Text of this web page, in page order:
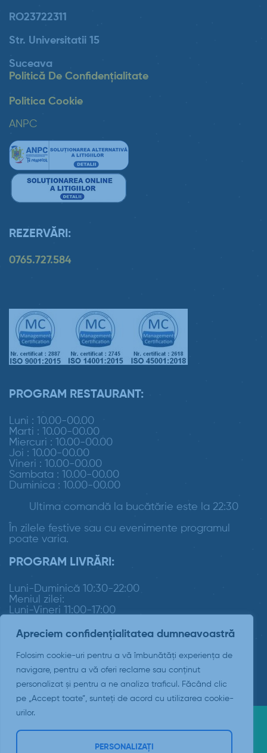
Apreciem confidențialitatea dumneavoastră
Folosim cookie-uri pentru a vă îmbunătăți experiența de
navigare, pentru a vă oferi reclame sau conținut
personalizat și pentru a ne analiza traficul. Făcând clic
pe „Accept toate”, sunteți de acord cu utilizarea cookie-
urilor.
PERSONALIZAȚI
RO23722311
Str. Universitatii 15
Suceava
Politică De Confidențialitate
Politica Cookie
ANPC
REZERVĂRI:
0765.727.584
PROGRAM RESTAURANT:
Luni : 10.00-00.00
Marti : 10.00-00.00
Miercuri : 10.00-00.00
Joi : 10.00-00.00
Vineri : 10.00-00.00
Sambata : 10.00-00.00
Duminica : 10.00-00.00
Ultima comandă la bucătărie este la 22:30
În zilele festive sau cu evenimente programul
poate varia.
PROGRAM LIVRĂRI:
Luni-Duminică 10:30-22:00
Meniul zilei:
Luni-Vineri 11:00-17:00